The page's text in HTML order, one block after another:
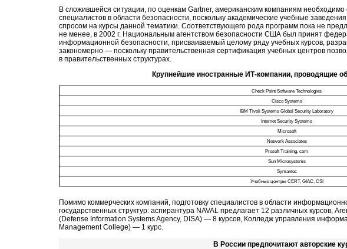
В сложившейся ситуации, по оценкам Gartner, американским компаниям необходимо
специалистов в области безопасности, поскольку академические учебные
спросом на курсы данной тематики. Соответствующего рода программ пока не
не менее, в 2002 г. Национальным агентством безопасности США был принят
информационной безопасности, присваиваемый целому ряду учебных курсов,
закономерно — поскольку правительственная сертификация учебных центров
в правительственных структурах.
Крупнейшие иностранные ИТ-компании, проводящие
Check Point Software Technologies
Cisco Systems
IBM Tivoli Systems Global Security Laboratory
Internet Security Systems
Microsoft
Network Associates
Prosoft Training. com
Sun Microsystems
Symantec
Учебные центры CERT, GIAC, CSI
Помимо коммерческих компаний, подготовку специалистов в области
государственных структур: аспирантура NAVAL предлагает 12 различных курсов,
(Defense Information Systems Agency, DISA) — 8 курсов, Колледж управления
Management College) — 1 курс.
В России предпочитают авторские